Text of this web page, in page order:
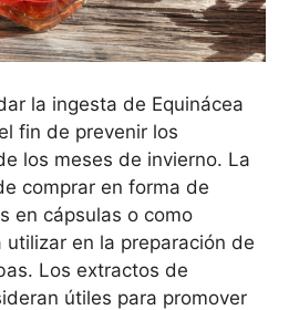
la ingesta de Equinácea
fin de prevenir los
los meses de invierno. La
comprar en forma de
en cápsulas o como
en la preparación de
Los extractos de
útiles para promover